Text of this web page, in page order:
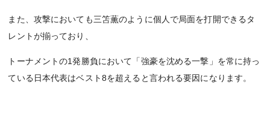
また、攻撃においても三笘薫のように個人で局面を打開できるタ
レントが揃っており、
トーナメントの1発勝負において「強豪を沈める一撃」を常に持っ
ている日本代表はベスト8を超えると言われる要因になります。